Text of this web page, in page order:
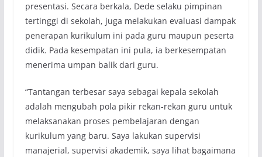
presentasi. Secara berkala, Dede selaku pimpinan
tertinggi di sekolah, juga melakukan evaluasi dampak
penerapan kurikulum ini pada guru maupun peserta
didik. Pada kesempatan ini pula, ia berkesempatan
menerima umpan balik dari guru.
“Tantangan terbesar saya sebagai kepala sekolah
adalah mengubah pola pikir rekan-rekan guru untuk
melaksanakan proses pembelajaran dengan
kurikulum yang baru. Saya lakukan supervisi
manajerial, supervisi akademik, saya lihat bagaimana